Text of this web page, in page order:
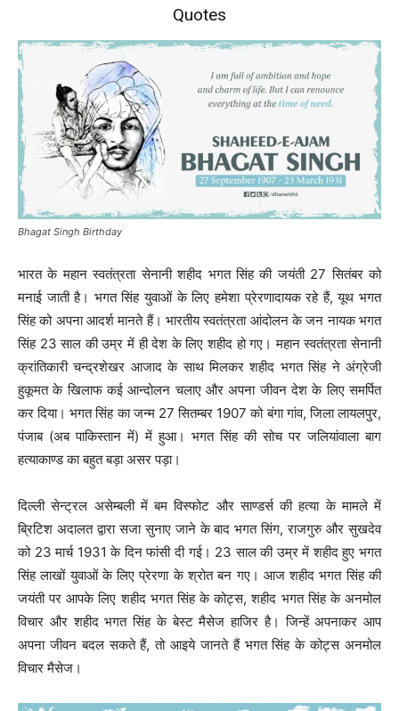
Quotes
Bhagat Singh Birthday
भारत के महान स्वतंत्रता सेनानी शहीद भगत सिंह की जयंती 27 सितंबर को
मनाई जाती है। भगत सिंह युवाओं के लिए हमेशा प्रेरणादायक रहे हैं, यूथ भगत
सिंह को अपना आदर्श मानते हैं। भारतीय स्वतंत्रता आंदोलन के जन नायक भगत
सिंह 23 साल की उम्र में ही देश के लिए शहीद हो गए। महान स्वतंत्रता सेनानी
क्रांतिकारी चन्द्रशेखर आजाद के साथ मिलकर शहीद भगत सिंह ने अंग्रेजी
हुकूमत के खिलाफ कई आन्दोलन चलाए और अपना जीवन देश के लिए समर्पित
कर दिया। भगत सिंह का जन्म 27 सितम्बर 1907 को बंगा गांव, जिला लायलपुर,
पंजाब (अब पाकिस्तान में) में हुआ। भगत सिंह की सोच पर जलियांवाला बाग
हत्याकाण्ड का बहुत बड़ा असर पड़ा।
दिल्ली सेन्ट्रल असेम्बली में बम विस्फोट और साण्डर्स की हत्या के मामले में
ब्रिटिश अदालत द्वारा सजा सुनाए जाने के बाद भगत सिंग, राजगुरु और सुखदेव
को 23 मार्च 1931 के दिन फांसी दी गई। 23 साल की उम्र में शहीद हुए भगत
सिंह लाखों युवाओं के लिए प्रेरणा के श्रोत बन गए। आज शहीद भगत सिंह की
जयंती पर आपके लिए शहीद भगत सिंह के कोट्स, शहीद भगत सिंह के अनमोल
विचार और शहीद भगत सिंह के बेस्ट मैसेज हाजिर है। जिन्हें अपनाकर आप
अपना जीवन बदल सकते हैं, तो आइये जानते हैं भगत सिंह के कोट्स अनमोल
विचार मैसेज।